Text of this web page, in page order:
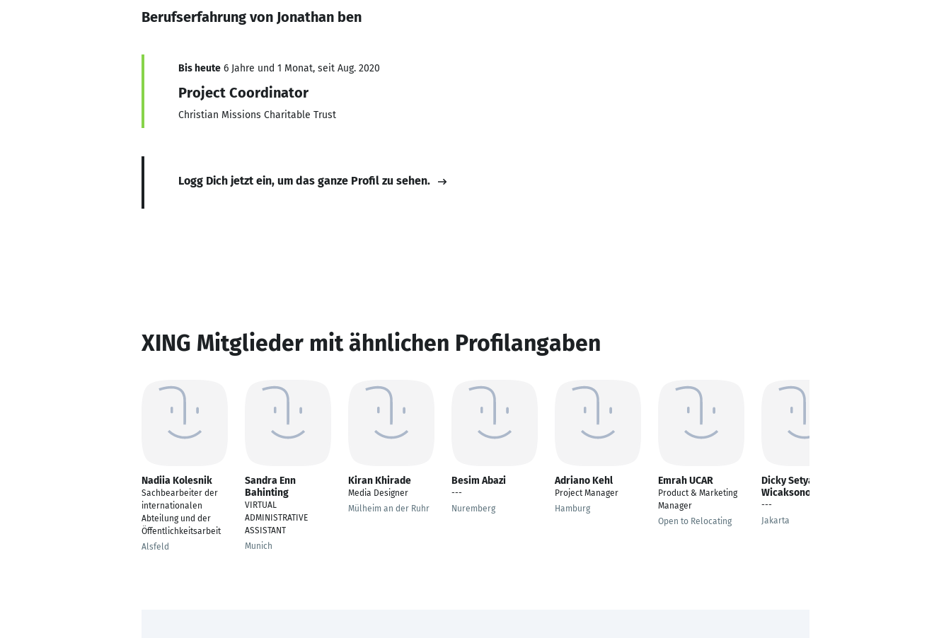
Berufserfahrung von Jonathan ben
Bis heute 6 Jahre und 1 Monat, seit Aug. 2020
Project Coordinator
Christian Missions Charitable Trust
Logg Dich jetzt ein, um das ganze Profil zu sehen.
XING Mitglieder mit ähnlichen Profilangaben
Nadiia Kolesnik
Sachbearbeiter der
internationalen
Abteilung und der
Öffentlichkeitsarbeit
Alsfeld
Sandra Enn
Bahinting
VIRTUAL
ADMINISTRATIVE
ASSISTANT
Munich
Kiran Khirade
Media Designer
Mülheim an der Ruhr
Besim Abazi
---
Nuremberg
Adriano Kehl
Project Manager
Hamburg
Emrah UCAR
Product & Marketing
Manager
Open to Relocating
Dicky Setyawan
Wicaksono
---
Jakarta